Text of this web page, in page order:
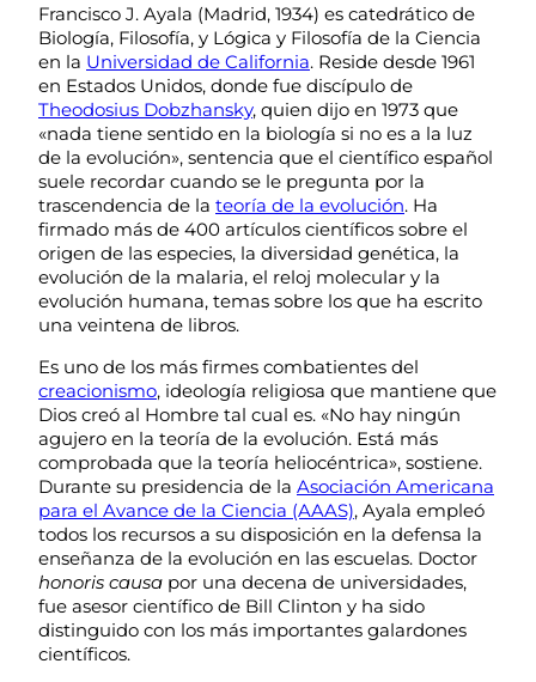
Francisco J. Ayala (Madrid, 1934) es catedrático de
Biología, Filosofía, y Lógica y Filosofía de la Ciencia
en la Universidad de California. Reside desde 1961
en Estados Unidos, donde fue discípulo de
Theodosius Dobzhansky, quien dijo en 1973 que
«nada tiene sentido en la biología si no es a la luz
de la evolución», sentencia que el científico español
suele recordar cuando se le pregunta por la
trascendencia de la teoría de la evolución. Ha
firmado más de 400 artículos científicos sobre el
origen de las especies, la diversidad genética, la
evolución de la malaria, el reloj molecular y la
evolución humana, temas sobre los que ha escrito
una veintena de libros.
Es uno de los más firmes combatientes del
creacionismo, ideología religiosa que mantiene que
Dios creó al Hombre tal cual es. «No hay ningún
agujero en la teoría de la evolución. Está más
comprobada que la teoría heliocéntrica», sostiene.
Durante su presidencia de la Asociación Americana
para el Avance de la Ciencia (AAAS), Ayala empleó
todos los recursos a su disposición en la defensa la
enseñanza de la evolución en las escuelas. Doctor
honoris causa por una decena de universidades,
fue asesor científico de Bill Clinton y ha sido
distinguido con los más importantes galardones
científicos.